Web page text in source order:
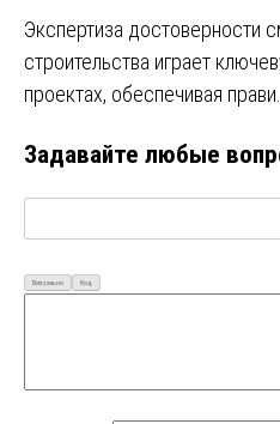
Экспертиза достоверности
строительства играет
проектах, обеспечивая прави…
Задавайте любые
Визуально Код